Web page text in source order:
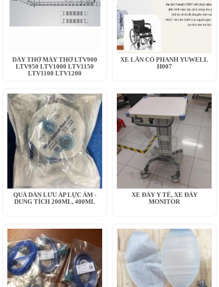
DÂY THỞ MÁY THỞ LTV900
LTV950 LTV1000 LTV1150
LTV1100 LTV1200
XE LĂN CÓ PHANH YUWELL
H007
QUẢ DẪN LƯU ÁP LỰC ÂM -
DUNG TÍCH 200ML, 400ML
XE ĐẨY Y TẾ, XE ĐẨY
MONITOR